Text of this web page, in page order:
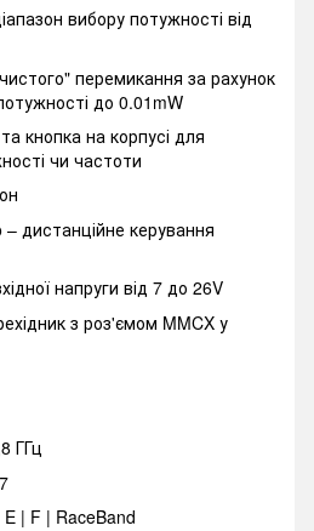
вибору потужності від
перемикання за рахунок
до 0.01mW
кнопка на корпусі для
чи частоти
дистанційне керування
напруги від 7 до 26V
з роз'ємом MMCX у
ГГц
| F | RaceBand